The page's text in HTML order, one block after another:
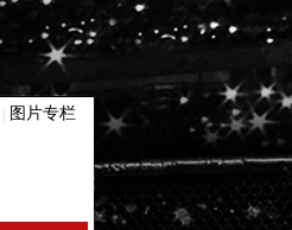
图片专栏